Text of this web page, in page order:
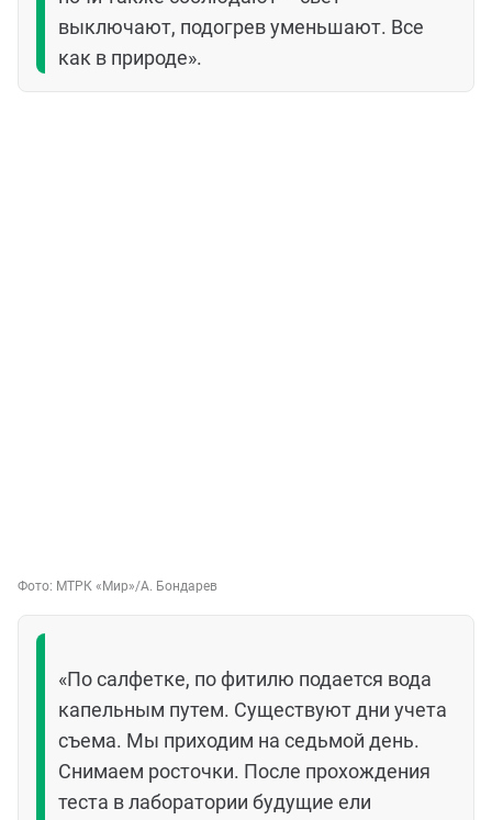
выключают, подогрев уменьшают. Все
как в природе».
Фото: МТРК «Мир»/А. Бондарев
«По салфетке, по фитилю подается вода
капельным путем. Существуют дни учета
съема. Мы приходим на седьмой день.
Снимаем росточки. После прохождения
теста в лаборатории будущие ели